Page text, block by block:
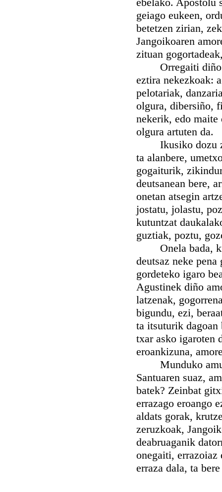
geiago eukeen,
betetzen zirian,
Jangoikoaren
zituan
Orregaiti diño
eztira nekezkoak:
pelotariak,
olgura, dibersiño,
nekerik, edo maite
olgura artuten da.
Ikusiko dozu
ta alanbere,
gogaiturik,
deutsanean bere,
onetan atsegin
jostatu, jolastu,
kutuntzat
guztiak, poztu,
Onela bada,
deutsaz neke
gordeteko igaro
Agustinek diño
latzenak,
bigundu, ezi,
ta itsuturik dagoan
txar asko igaroten
eroankizuna,
Munduko
Santuaren suaz,
batek? Zeinbat
errazago eroango
aldats gorak,
zeruzkoak,
deabruaganik
onegaiti, errazoiaz
erraza dala, ta